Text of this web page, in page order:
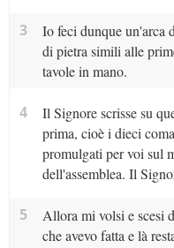
3
Io feci dunque un'arca
di pietra simili alle
tavole in mano.
4
Il Signore scrisse su
prima, cioè i dieci
promulgati per voi sul
dell'assemblea. Il
5
Allora mi volsi e scesi
che avevo fatta e là